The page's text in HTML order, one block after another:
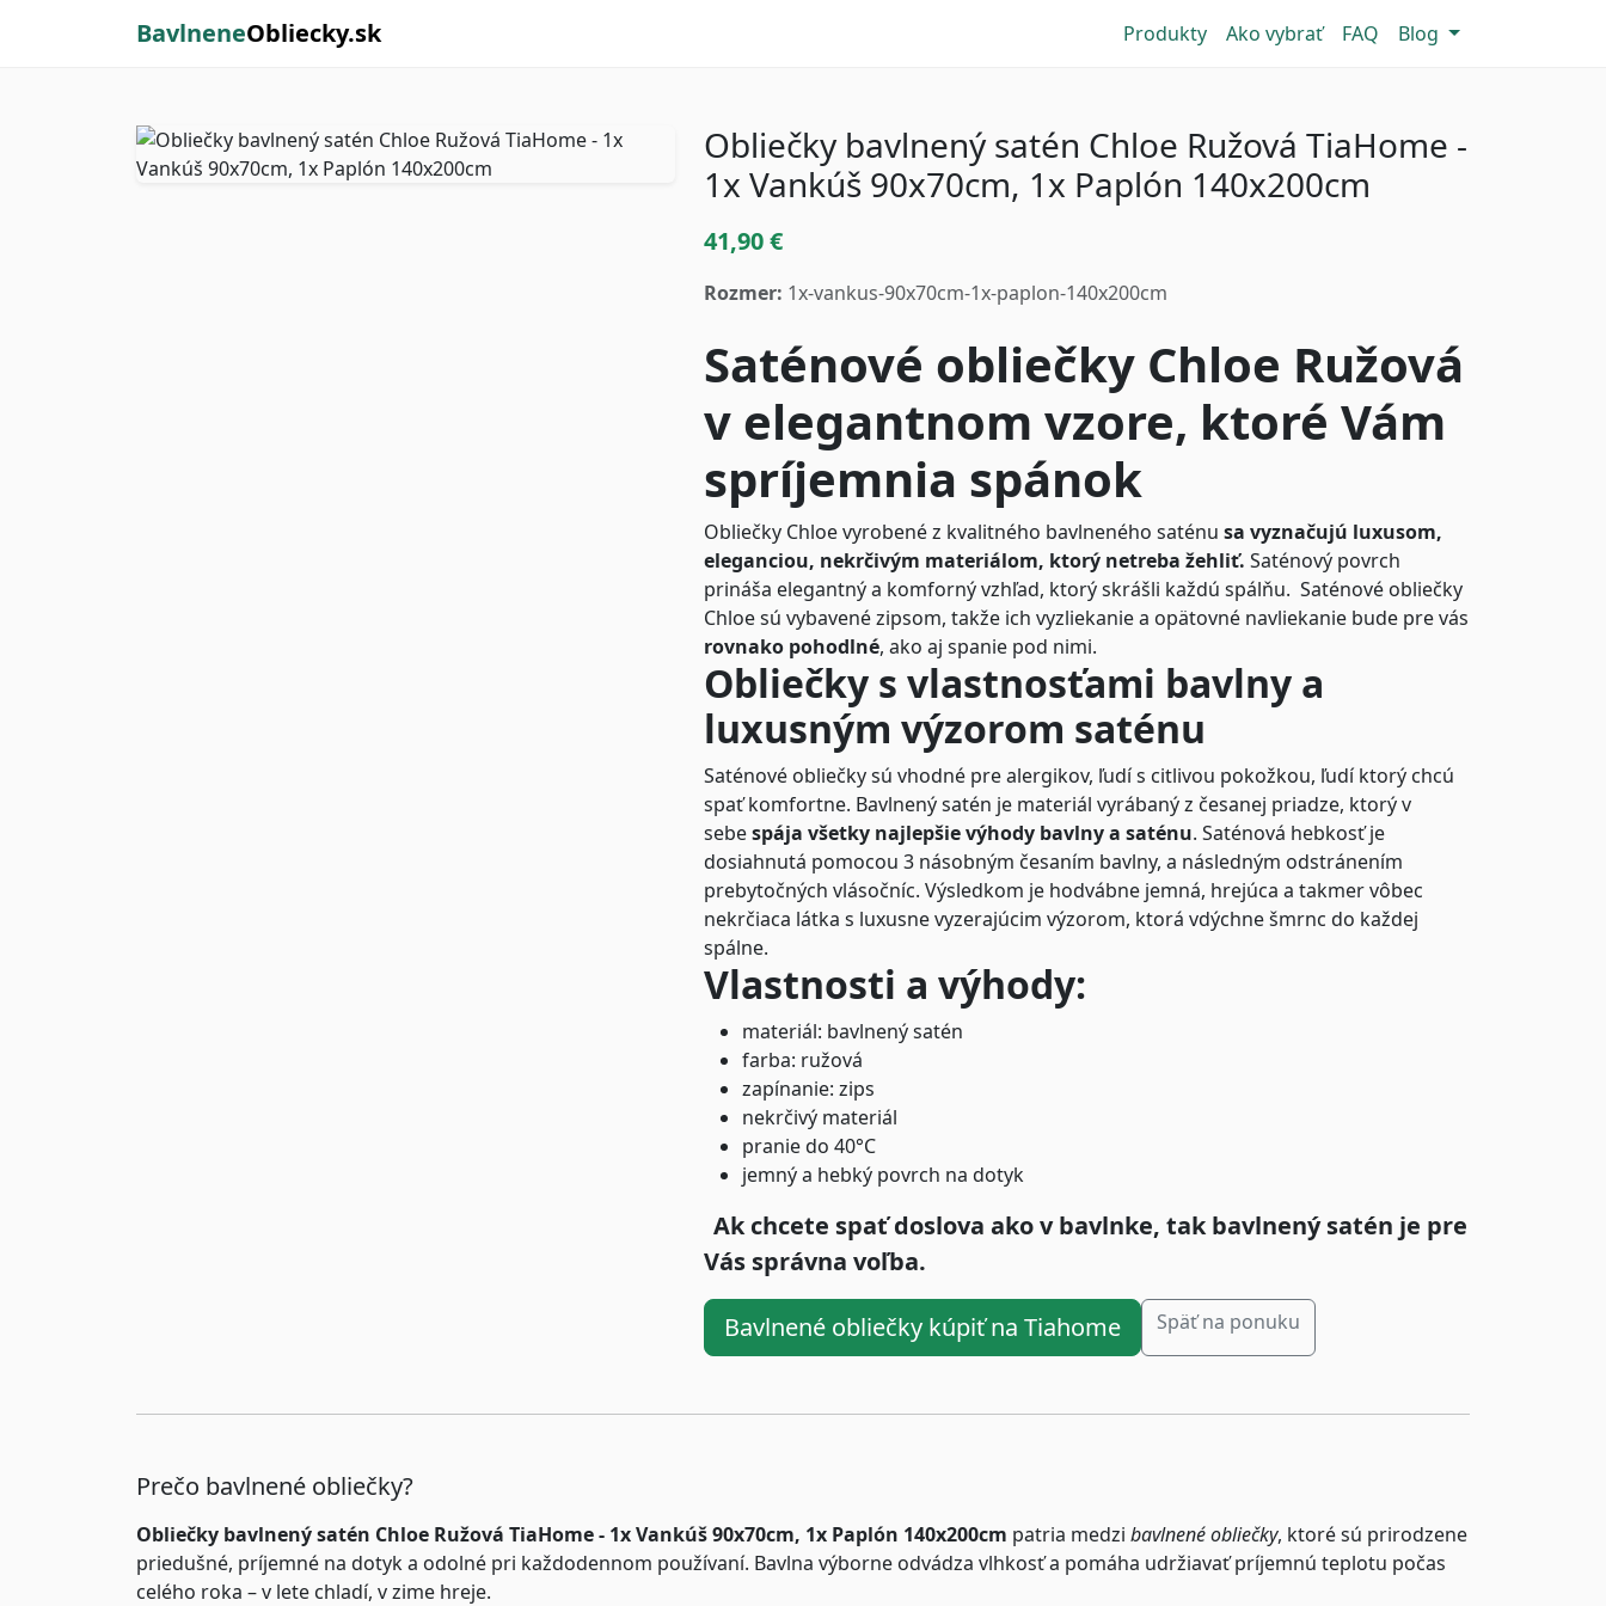
BavlneneObliecky.sk Produkty Ako vybrať FAQ Blog
Obliečky bavlnený satén Chloe Ružová TiaHome -
1x Vankúš 90x70cm, 1x Paplón 140x200cm
41,90 €
Rozmer: 1x-vankus-90x70cm-1x-paplon-140x200cm
Saténové obliečky Chloe Ružová
v elegantnom vzore, ktoré Vám
spríjemnia spánok
Obliečky Chloe vyrobené z kvalitného bavlneného saténu sa vyznačujú luxusom,
eleganciou, nekrčivým materiálom, ktorý netreba žehliť. Saténový povrch
prináša elegantný a komforný vzhľad, ktorý skrášli každú spálňu. Saténové obliečky
Chloe sú vybavené zipsom, takže ich vyzliekanie a opätovné navliekanie bude pre vás
rovnako pohodlné, ako aj spanie pod nimi.
Obliečky s vlastnosťami bavlny a
luxusným výzorom saténu
Saténové obliečky sú vhodné pre alergikov, ľudí s citlivou pokožkou, ľudí ktorý chcú
spať komfortne. Bavlnený satén je materiál vyrábaný z česanej priadze, ktorý v
sebespája všetky najlepšie výhody bavlny a saténu. Saténová hebkosť je
dosiahnutá pomocou 3 násobným česaním bavlny, a následným odstránením
prebytočných vlásočníc. Výsledkom je hodvábne jemná, hrejúca a takmer vôbec
nekrčiaca látka s luxusne vyzerajúcim výzorom, ktorá vdýchne šmrnc do každej
spálne.
Vlastnosti a výhody:
materiál: bavlnený satén
farba: ružová
zapínanie: zips
nekrčivý materiál
pranie do 40°C
jemný a hebký povrch na dotyk
Ak chcete spať doslova ako v bavlnke, tak bavlnený satén je pre
Vás správna voľba.
Bavlnené obliečky kúpiť na Tiahome Späť na ponuku
Prečo bavlnené obliečky?
Obliečky bavlnený satén Chloe Ružová TiaHome - 1x Vankúš 90x70cm, 1x Paplón 140x200cm patria medzi bavlnené obliečky, ktoré sú prirodzene
priedušné, príjemné na dotyk a odolné pri každodennom používaní. Bavlna výborne odvádza vlhkosť a pomáha udržiavať príjemnú teplotu počas
celého roka – v lete chladí, v zime hreje.